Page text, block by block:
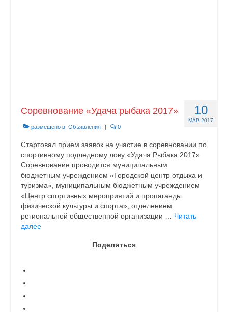
10
МАР 2017
Соревнование «Удача рыбака 2017»
размещено в: Объявления | 0
Стартовал прием заявок на участие в соревновании по
спортивному подледному лову «Удача Рыбака 2017»
Соревнование проводится муниципальным
бюджетным учреждением «Городской центр отдыха и
туризма», муниципальным бюджетным учреждением
«Центр спортивных мероприятий и пропаганды
физической культуры и спорта», отделением
региональной общественной организации … Читать
далее
Поделиться